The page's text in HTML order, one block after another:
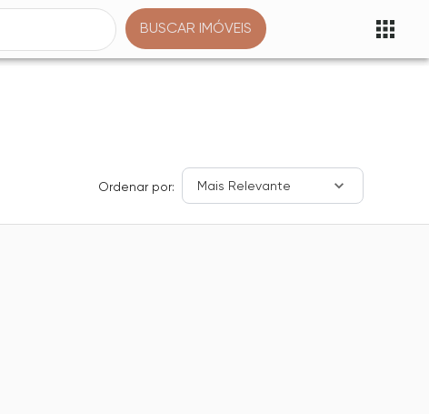
BUSCAR IMÓVEIS
Ordenar por: Mais Relevante